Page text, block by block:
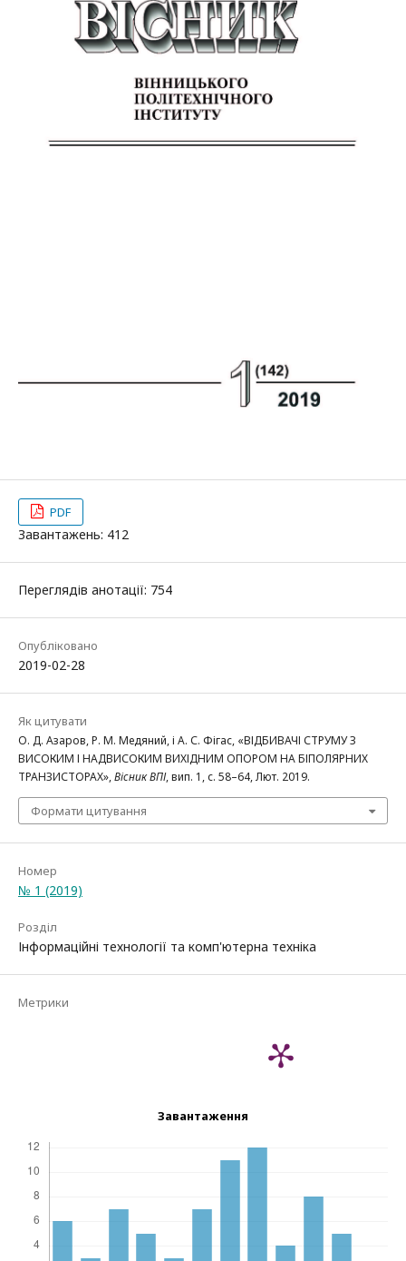
PDF
Завантажень: 412
Переглядів анотації: 754
Опубліковано
2019-02-28
Як цитувати
О. Д. Азаров, Р. М. Медяний, і А. С. Фігас, «ВІДБИВАЧІ СТРУМУ З
ВИСОКИМ І НАДВИСОКИМ ВИХІДНИМ ОПОРОМ НА БІПОЛЯРНИХ
ТРАНЗИСТОРАХ»,Вісник ВПІ, вип. 1, с. 58–64, Лют. 2019.
Формати цитування
Номер
№ 1 (2019)
Розділ
Інформаційні технології та комп'ютерна техніка
Метрики
Завантаження